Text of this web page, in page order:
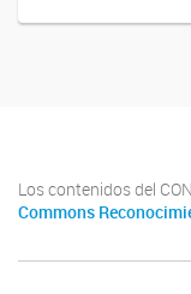
Los contenidos del
Commons